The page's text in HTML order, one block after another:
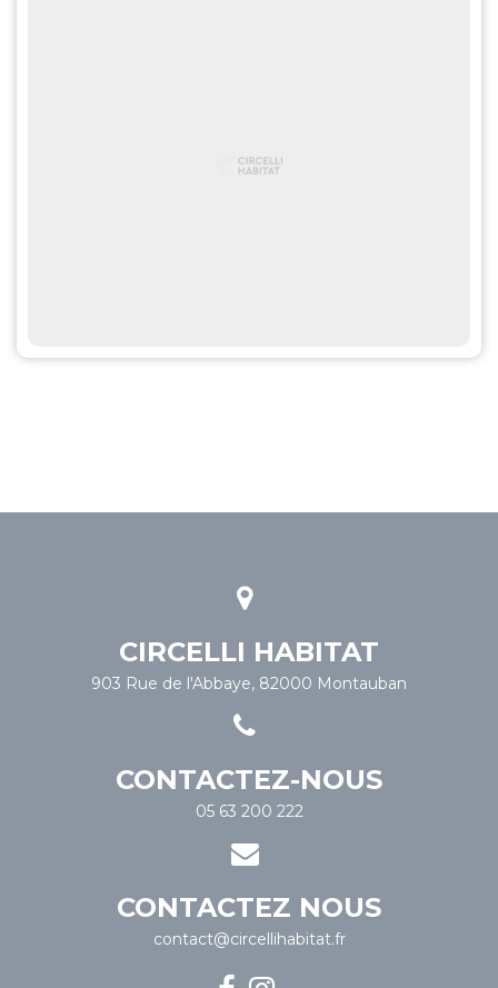
CIRCELLI HABITAT
903 Rue de l'Abbaye, 82000 Montauban
CONTACTEZ-NOUS
05 63 200 222
CONTACTEZ NOUS
contact@circellihabitat.fr